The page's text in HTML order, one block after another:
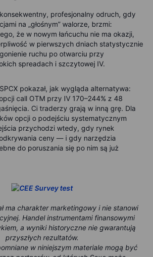
profesjonalny odruch, gdy
na „głośnym” walorze, brzmi:
że w nowym łańcuchu nie ma okazji,
w pierwszych dniach statystycznie
ruchu po otwarciu przy
spreadach i szczytowej IV.
pokazał, jak wygląda alternatywa:
call OTM przy IV 170–244% z 48
Ci traderzy grają w inną grę. Dla
opcji o podejściu systematycznym
przychodzi wtedy, gdy rynek
ceny — i gdy narzędzia
do poruszania się po nim są już
ma charakter marketingowy i nie stanowi
Handel instrumentami finansowymi
a wyniki historyczne nie gwarantują
przyszłych rezultatów.
w niniejszym materiale mogą być